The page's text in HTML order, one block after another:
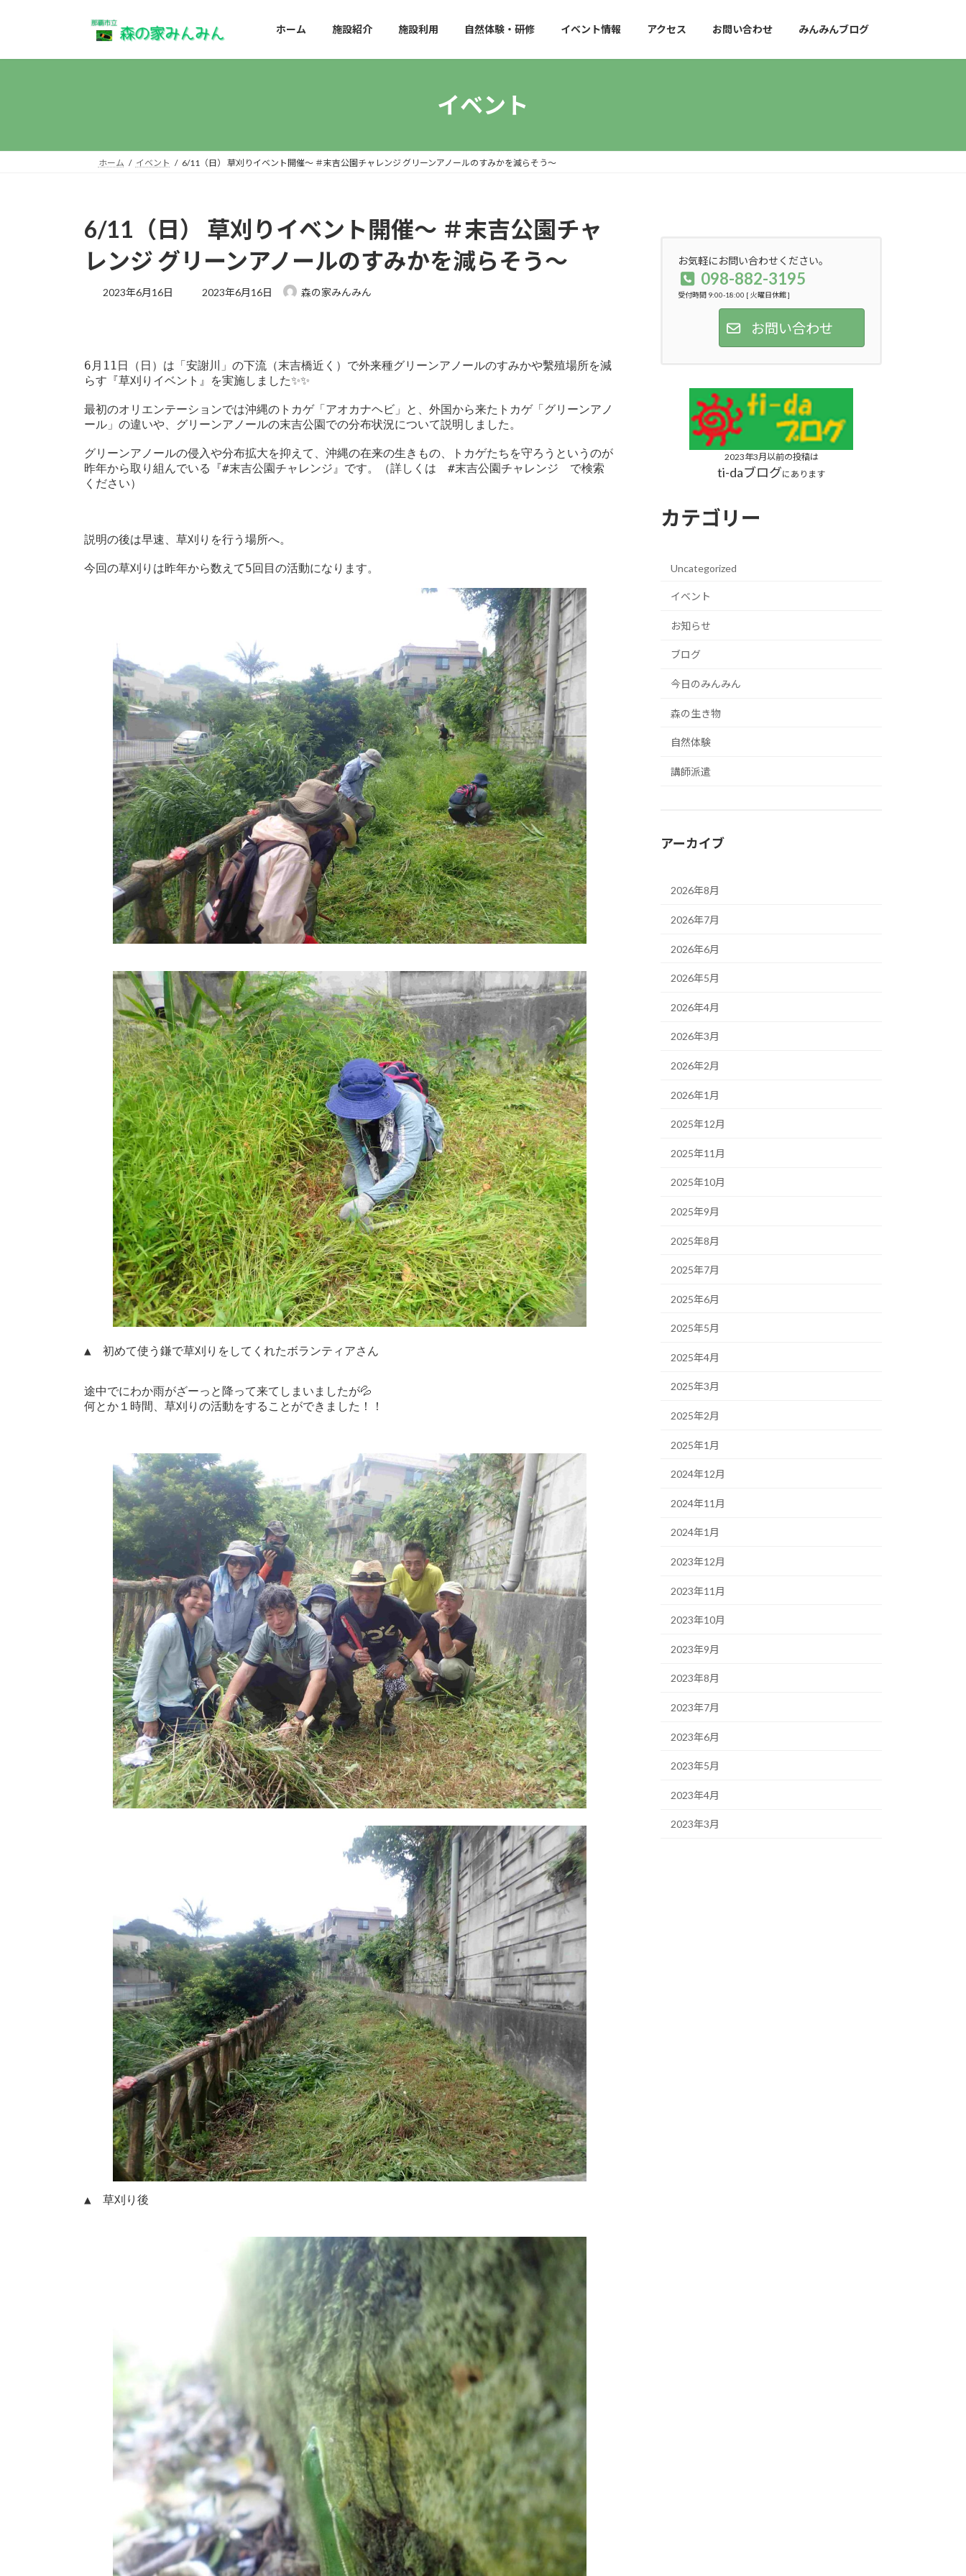
ン
ー
ホーム 施設紹介 施設利用 自然体験・研修 イベント情報 アクセス お問い合わせ みんみんブログ
イベント
ホーム イベント 6/11（日） 草刈りイベント開催～ ＃末吉公園チャレンジ グリーンアノールのすみかを減らそう～
6/11（日） 草刈りイベント開催～ ＃末吉公園チャ
レンジ グリーンアノールのすみかを減らそう～
2023年6月16日
最
時
:
2023年6月16日 森の家みんみん
6月11日（日）は「安謝川」の下流（末吉橋近く）で外来種グリーンアノールのすみかや繫殖場所を減
らす『草刈りイベント』を実施しました✨✨
最初のオリエンテーションでは沖縄のトカゲ「アオカナヘビ」と、外国から来たトカゲ「グリーンアノ
ール」の違いや、グリーンアノールの末吉公園での分布状況について説明しました。
グリーンアノールの侵入や分布拡大を抑えて、沖縄の在来の生きもの、トカゲたちを守ろうというのが
昨年から取り組んでいる『#末吉公園チャレンジ』です。（詳しくは　#末吉公園チャレンジ　で検索
ください）
説明の後は早速、草刈りを行う場所へ。
▲　初めて使う鎌で草刈りをしてくれたボランティアさん
途中でにわか雨がざーっと降って来てしまいましたが💦
何とか１時間、草刈りの活動をすることができました！！
▲　草刈り後
お気軽にお問い合わせください。
098-882-3195
受付時間 9:00-18:00 [ 火曜日休館 ]
お問い合わせ
2023年3月以前の投稿は
ti-daブログにあります
カテゴリー
Uncategorized
イベント
お知らせ
ブログ
今日のみんみん
森の生き物
自然体験
講師派遣
アーカイブ
2026年8月
2026年7月
2026年6月
2026年5月
2026年4月
2026年3月
2026年2月
2026年1月
2025年12月
2025年11月
2025年10月
2025年9月
2025年8月
2025年7月
2025年6月
2025年5月
2025年4月
2025年3月
2025年2月
2025年1月
2024年12月
2024年11月
2024年1月
2023年12月
2023年11月
2023年10月
2023年9月
2023年8月
2023年7月
2023年6月
2023年5月
2023年4月
2023年3月